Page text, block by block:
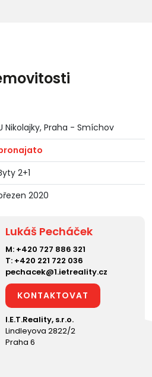
Nikolajky, Praha - Smíchov
2+1
2020
Lukáš Pecháček
M: +420 727 886 321
T: +420 221 722 036
pechacek@1.ietreality.cz
KONTAKTOVAT
I.E.T.Reality, s.r.o.
Lindleyova 2822/2
Praha 6